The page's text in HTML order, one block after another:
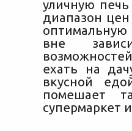
уличную
диапазон
вне
ехать на
вкусной
помешает
супермаркет